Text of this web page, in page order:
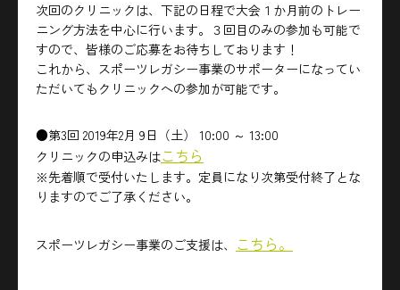
次回のクリニックは、下記の日程で大会１か月前のトレー
ニング方法を中心に行います。３回目のみの参加も可能で
すので、皆様のご応募をお待ちしております！
これから、スポーツレガシー事業のサポーターになってい
ただいてもクリニックへの参加が可能です。
●第3回 2019年2月 9日（土） 10:00 ～ 13:00
クリニックの申込みはこちら
※先着順で受付いたします。定員になり次第受付終了とな
りますのでご了承ください。
スポーツレガシー事業のご支援は、 こちら。